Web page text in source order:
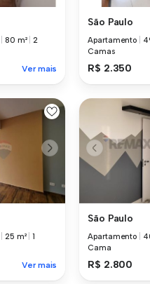
|80 m² |2
Ver mais
São Paulo
Apartamento
Camas
R$ 2.350
|25 m² |1
Ver mais
São Paulo
Apartamento
Cama
R$ 2.800